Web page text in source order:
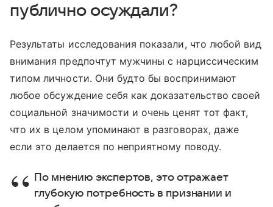
публично осуждали?
Результаты исследования показали, что любой вид
внимания предпочтут мужчины с нарциссическим
типом личности. Они будто бы воспринимают
любое обсуждение себя как доказательство своей
социальной значимости и очень ценят тот факт,
что их в целом упоминают в разговорах, даже
если это делается по неприятному поводу.
По мнению экспертов, это отражает
глубокую потребность в признании и